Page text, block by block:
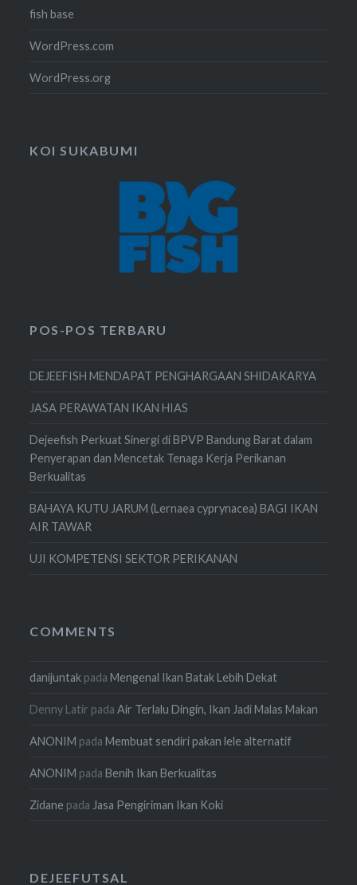
fish base
WordPress.com
WordPress.org
KOI SUKABUMI
POS-POS TERBARU
DEJEEFISH MENDAPAT PENGHARGAAN SHIDAKARYA
JASA PERAWATAN IKAN HIAS
Dejeefish Perkuat Sinergi di BPVP Bandung Barat dalam
Penyerapan dan Mencetak Tenaga Kerja Perikanan
Berkualitas
BAHAYA KUTU JARUM (Lernaea cyprynacea) BAGI IKAN
AIR TAWAR
UJI KOMPETENSI SEKTOR PERIKANAN
COMMENTS
danijuntak padaMengenal Ikan Batak Lebih Dekat
Denny Latir padaAir Terlalu Dingin, Ikan Jadi Malas Makan
ANONIM padaMembuat sendiri pakan lele alternatif
ANONIM padaBenih Ikan Berkualitas
Zidane pada Jasa Pengiriman Ikan Koki
DEJEEFUTSAL